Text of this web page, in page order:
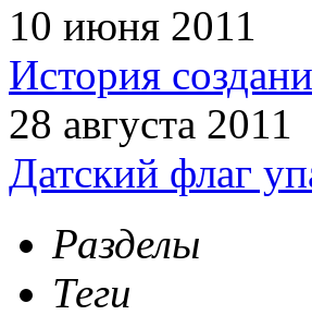
10 июня 2011
История
28 августа 2011
Датский флаг
Разделы
Теги